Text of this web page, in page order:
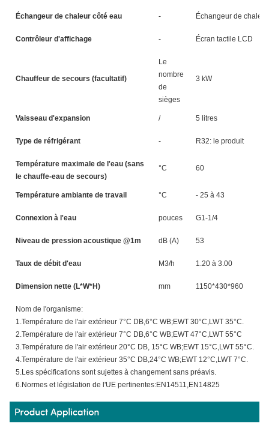
Échangeur de chaleur côté eau - Échangeur de
Contrôleur d'affichage - Écran tactile LCD
Chauffeur de secours (facultatif)
Le
nombre
de
sièges
3 kW
Vaisseau d'expansion / 5 litres
Type de réfrigérant - R32: le produit
Température maximale de l'eau (sans
le chauffe-eau de secours)
°C 60
Température ambiante de travail °C - 25 à 43
Connexion à l'eau pouces G1-1/4
Niveau de pression acoustique @1m dB (A) 53
Taux de débit d'eau M3/h 1.20 à 3.00
Dimension nette (L*W*H) mm 1150*430*960
Nom de l'organisme:
1.Température de l'air extérieur 7°C DB,6°C WB;EWT 30°C,LWT 35°C.
2.Température de l'air extérieur 7°C DB,6°C WB;EWT 47°C,LWT 55°C
3.Température de l'air extérieur 20°C DB, 15°C WB;EWT 15°C,LWT 55°C.
4.Température de l'air extérieur 35°C DB,24°C WB;EWT 12°C,LWT 7°C.
5.Les spécifications sont sujettes à changement sans préavis.
6.Normes et législation de l'UE pertinentes:EN14511,EN14825